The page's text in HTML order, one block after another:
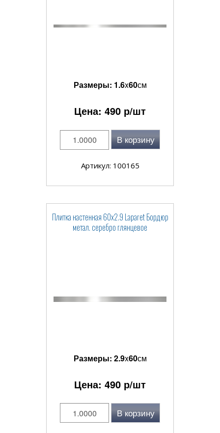
Размеры: 1.6x60см
Цена: 490 р/шт
В корзину
Артикул: 100165
Плитка настенная 60x2.9 Laparet Бордюр
метал. серебро глянцевое
Размеры: 2.9x60см
Цена: 490 р/шт
В корзину